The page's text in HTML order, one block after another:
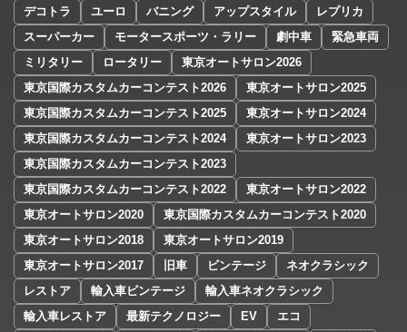
デコトラ
ユーロ バニング アップスタイル
レプリカ
スーパーカー
モータースポーツ・ラリー 劇中車
緊急車両
ミリタリー
ロータリー
東京オートサロン2026
東京国際カスタムカーコンテスト2026
東京オートサロン2025
東京国際カスタムカーコンテスト2025
東京オートサロン2024
東京国際カスタムカーコンテスト2024
東京オートサロン2023
東京国際カスタムカーコンテスト2023
東京国際カスタムカーコンテスト2022
東京オートサロン2022
東京オートサロン2020
東京国際カスタムカーコンテスト2020
東京オートサロン2018
東京オートサロン2019
東京オートサロン2017
旧車 ビンテージ
ネオクラシック
レストア
輸入車ビンテージ
輸入車ネオクラシック
輸入車レストア
最新テクノロジー EV
エコ